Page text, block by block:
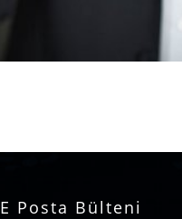
E Posta Bülteni